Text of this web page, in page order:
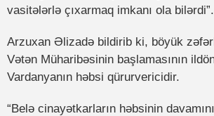
vasitələrlə çıxarmaq imkanı ola bilərdi”.
Arzuxan Əlizadə bildirib ki, böyük
Vətən Müharibəsinin başlamasının
Vardanyanın həbsi qürurvericidir.
“Belə cinayətkarların həbsinin